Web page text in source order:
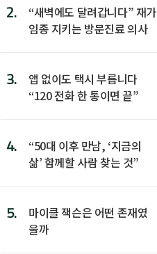
2.
“새벽에도 달려갑니다” 재가
임종 지키는 방문진료 의사
3.
앱 없이도 택시 부릅니다
“120 전화 한 통이면 끝”
4.
“50대 이후 만남, ‘지금의
삶’ 함께할 사람 찾는 것”
5.
마이클 잭슨은 어떤 존재였
을까